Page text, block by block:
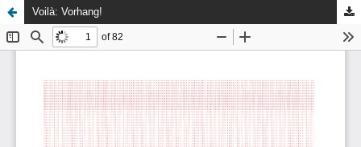
Voilà: Vorhang!